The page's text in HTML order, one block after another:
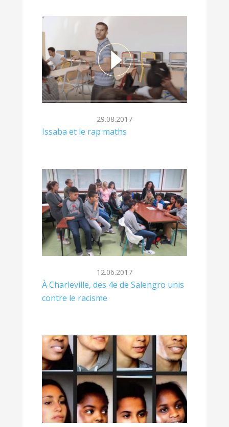
29.08.2017
Issaba et le rap maths
12.06.2017
À Charleville, des 4e de Salengro unis
contre le racisme